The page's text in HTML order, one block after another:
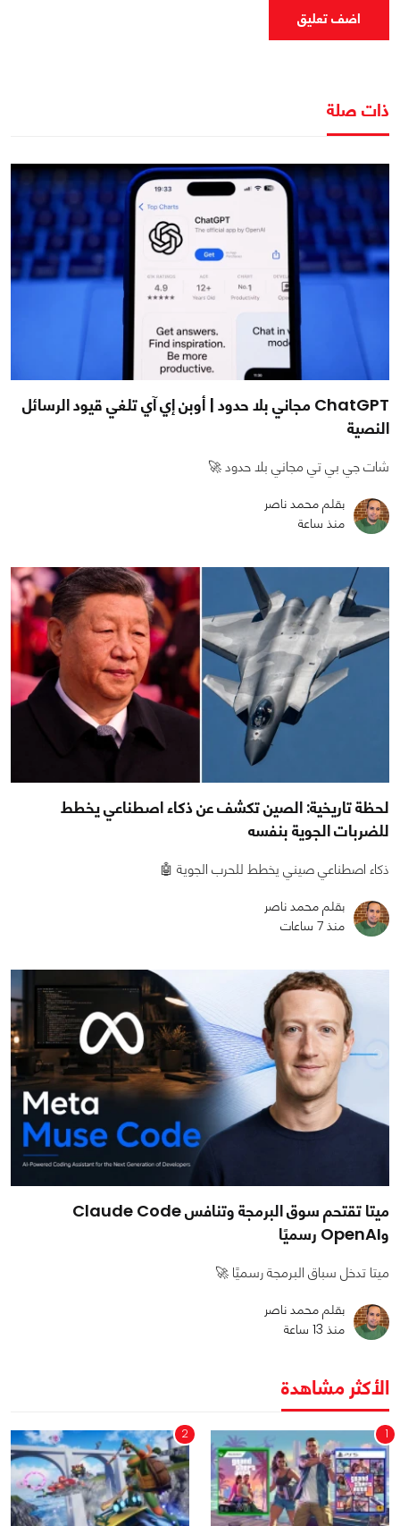
اضف تعليق
ذات صلة
ChatGPT مجاني بلا حدود | أوبن إي آي تلغي قيود الرسائل
النصية
شات جي بي تي مجاني بلا حدود 🚀
بقلم محمد ناصر
منذ ساعة
لحظة تاريخية: الصين تكشف عن ذكاء اصطناعي يخطط
للضربات الجوية بنفسه
ذكاء اصطناعي صيني يخطط للحرب الجوية 🤖
بقلم محمد ناصر
منذ 7 ساعات
ميتا تقتحم سوق البرمجة وتنافس Claude Code
وOpenAI رسميًا
ميتا تدخل سباق البرمجة رسميًا 🚀
بقلم محمد ناصر
منذ 13 ساعة
الأكثر مشاهدة
1
2